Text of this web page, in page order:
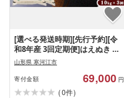
[選べる発送時期][先行予約][令
和8年産 3回定期便]はえぬき 合
計30kg(10kg×3回)清流寒河江川
育ち 山形産はえぬき 山形県産
2026年産 精米 30キロ 069-C-
JA012(令和8年産)
山形県 寒河江市
寄付金額 69,000 円
(0件)